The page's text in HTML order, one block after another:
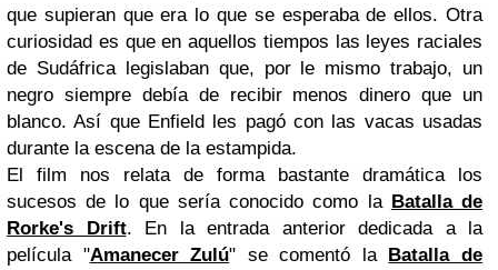
que supieran que era lo que se esperaba de ellos. Otra
curiosidad es que en aquellos tiempos las leyes raciales
de Sudáfrica legislaban que, por le mismo trabajo, un
negro siempre debía de recibir menos dinero que un
blanco. Así que Enfield les pagó con las vacas usadas
durante la escena de la estampida.
El film nos relata de forma bastante dramática los
sucesos de lo que sería conocido como la Batalla de
Rorke's Drift. En la entrada anterior dedicada a la
película "Amanecer Zulú" se comentó la Batalla de